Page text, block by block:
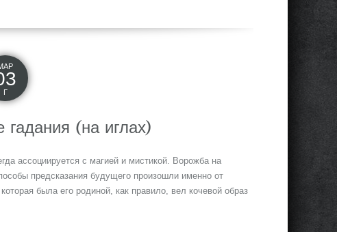
Г
(на иглах)
ассоциируется с магией и мистикой. Ворожба на
предсказания будущего произошли именно от
была его родиной, как правило, вел кочевой образ